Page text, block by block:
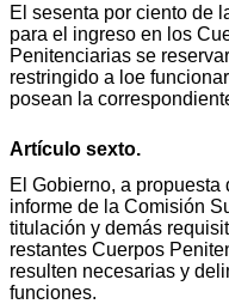
El sesenta por ciento de
para el ingreso en los
Penitenciarias se
restringido a loe
posean la
Artículo sexto.
El Gobierno, a
informe de la Comisión
titulación y demás
restantes Cuerpos
resulten necesarias y
funciones.